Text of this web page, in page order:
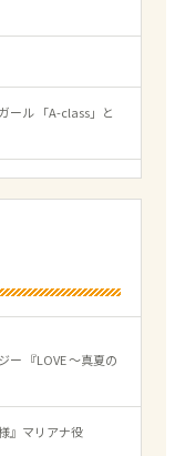
ール 「A-class」と
ー 『LOVE ～真夏の
』マリアナ役